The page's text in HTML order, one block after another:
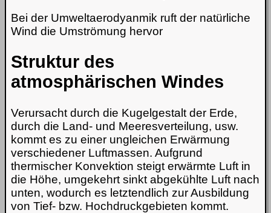
Bei der Umweltaerodyanmik ruft der natürliche
Wind die Umströmung hervor
Struktur des
atmosphärischen Windes
Verursacht durch die Kugelgestalt der Erde,
durch die Land- und Meeresverteilung, usw.
kommt es zu einer ungleichen Erwärmung
verschiedener Luftmassen. Aufgrund
thermischer Konvektion steigt erwärmte Luft in
die Höhe, umgekehrt sinkt abgekühlte Luft nach
unten, wodurch es letztendlich zur Ausbildung
von Tief- bzw. Hochdruckgebieten kommt.